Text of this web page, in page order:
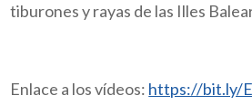
tiburones y rayas de las Illes
Enlace a los vídeos: https://bit.ly/